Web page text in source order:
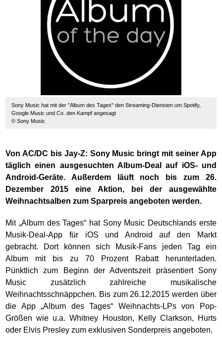
Screenshots "Album des Tages": Nachdem bereits die Alben von AC/DC und
Kelvin James zum Sparpreis angeboten wurden, gibt es täglich neue
Sonderangebote für die App Nutzer
Von AC/DC bis Jay-Z: Sony Music bringt mit seiner App
täglich einen ausgesuchten Album-Deal auf iOS- und
Android-Geräte. Außerdem läuft noch bis zum 26.
Dezember 2015 eine Aktion, bei der ausgewählte
Mit „Album des Tages“ hat Sony Music Deutschlands erste
Musik-Deal-App für iOS und Android auf den Markt
gebracht. Dort können sich Musik-Fans jeden Tag ein
Album mit bis zu 70 Prozent Rabatt herunterladen.
Pünktlich zum Beginn der Adventszeit präsentiert Sony
Music zusätzlich zahlreiche musikalische
Weihnachtsschnäppchen. Bis zum 26.12.2015 werden über
die App „Album des Tages“ Weihnachts-LPs von Pop-
Größen wie u.a. Whitney Houston, Kelly Clarkson, Hurts